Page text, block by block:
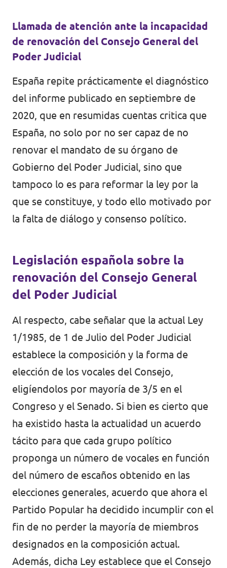
Volt Letonia [facebook]
Volt Lituania [facebook]
Volt Luxemburgo
Volt Malta
Volt Países Bajos
Volt Polonia
Volt Portugal
Volt Reino Unido
Volt Suecia
Volt Suiza
Llamada de atención ante la incapacidad
de renovación del Consejo General del
Poder Judicial
España repite prácticamente el diagnóstico
del informe publicado en septiembre de
2020, que en resumidas cuentas critica que
España, no solo por no ser capaz de no
renovar el mandato de su órgano de
Gobierno del Poder Judicial, sino que
tampoco lo es para reformar la ley por la
que se constituye, y todo ello motivado por
la falta de diálogo y consenso político.
Legislación española sobre la
renovación del Consejo General
del Poder Judicial
Al respecto, cabe señalar que la actual Ley
1/1985, de 1 de Julio del Poder Judicial
establece la composición y la forma de
elección de los vocales del Consejo,
eligíendolos por mayoría de 3/5 en el
Congreso y el Senado. Si bien es cierto que
ha existido hasta la actualidad un acuerdo
tácito para que cada grupo político
proponga un número de vocales en función
del número de escaños obtenido en las
elecciones generales, acuerdo que ahora el
Partido Popular ha decidido incumplir con el
fin de no perder la mayoría de miembros
designados en la composición actual.
Además, dicha Ley establece que el Consejo